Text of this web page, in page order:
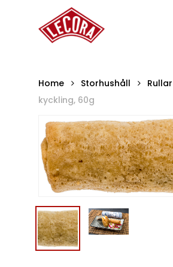
Home Storhushåll Rullar
kyckling, 60g